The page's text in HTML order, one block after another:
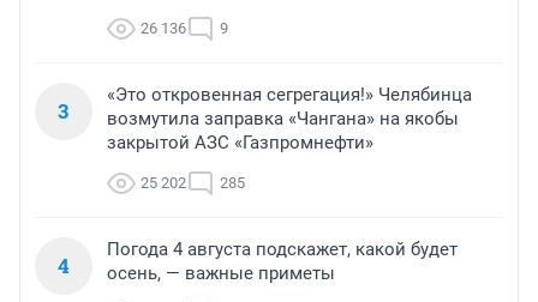
26 136 9
3
«Это откровенная сегрегация!» Челябинца
возмутила заправка «Чангана» на якобы
закрытой АЗС «Газпромнефти»
25 202 285
4
Погода 4 августа подскажет, какой будет
осень, — важные приметы